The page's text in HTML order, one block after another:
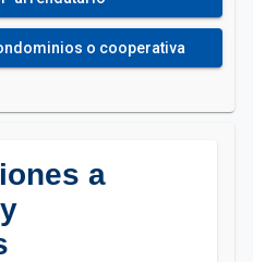
o cooperativa
a